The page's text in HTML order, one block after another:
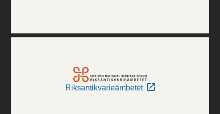
Riksantikvarieämbetet